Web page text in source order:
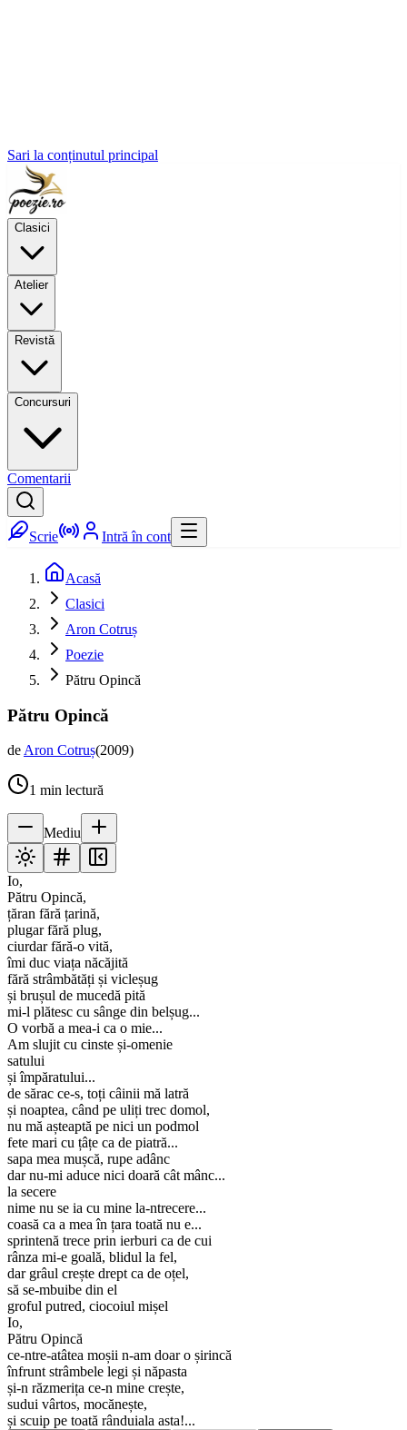
Sari la conținutul principal
Clasici
Atelier
Revistă
Concursuri
Comentarii
Scrie Intră în cont
Acasă
Clasici
Aron Cotruș
Poezie
Pătru Opincă
Pătru Opincă
deAron Cotruș(2009)
1 min lectură
Mediu
Io,
Pătru Opincă,
țăran fără țarină,
plugar fără plug,
ciurdar fără-o vită,
îmi duc viața năcăjită
fără strâmbătăți și vicleșug
și brușul de mucedă pită
mi-l plătesc cu sânge din belșug...
O vorbă a mea-i ca o mie...
Am slujit cu cinste și-omenie
satului
și împăratului...
de sărac ce-s, toți câinii mă latră
și noaptea, când pe uliți trec domol,
nu mă așteaptă pe nici un podmol
fete mari cu țâțe ca de piatră...
sapa mea mușcă, rupe adânc
dar nu-mi aduce nici doară cât mânc...
la secere
nime nu se ia cu mine la-ntrecere...
coasă ca a mea în țara toată nu e...
sprintenă trece prin ierburi ca de cui
rânza mi-e goală, blidul la fel,
dar grâul crește drept ca de oțel,
să se-mbuibe din el
groful putred, ciocoiul mișel
Io,
Pătru Opincă
ce-ntre-atâtea moșii n-am doar o șirincă
înfrunt strâmbele legi și năpasta
și-n răzmerița ce-n mine crește,
sudui vârtos, mocănește,
și scuip pe toată rânduiala asta!...